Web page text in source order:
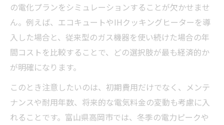
の電化プランをシミュレーションすることが欠かせませ
ん。例えば、エコキュートやIHクッキングヒーターを導
入した場合と、従来型のガス機器を使い続けた場合の年
間コストを比較することで、どの選択肢が最も経済的か
が明確になります。
このとき注意したいのは、初期費用だけでなく、メンテ
ナンスや耐用年数、将来的な電気料金の変動も考慮に入
れることです。富山県高岡市では、冬季の電力ピークや